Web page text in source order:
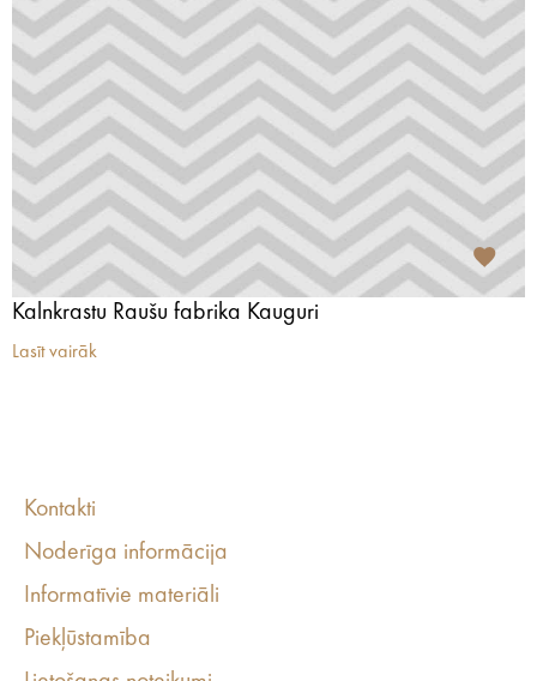
Kalnkrastu Raušu fabrika Kauguri
Lasīt vairāk
Kontakti
Noderīga informācija
Informatīvie materiāli
Piekļūstamība